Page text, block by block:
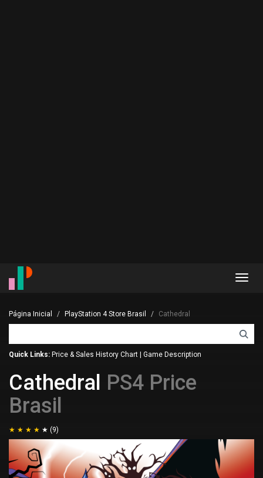
Página Inicial PlayStation 4 Store Brasil Cathedral
Quick Links: Price & Sales History Chart Game Description
Cathedral PS4 Price
Brasil
(9)